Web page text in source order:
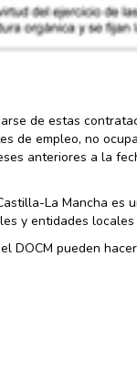
de estas
de empleo, no
anteriores a la
La Mancha
y entidades
DOCM pueden